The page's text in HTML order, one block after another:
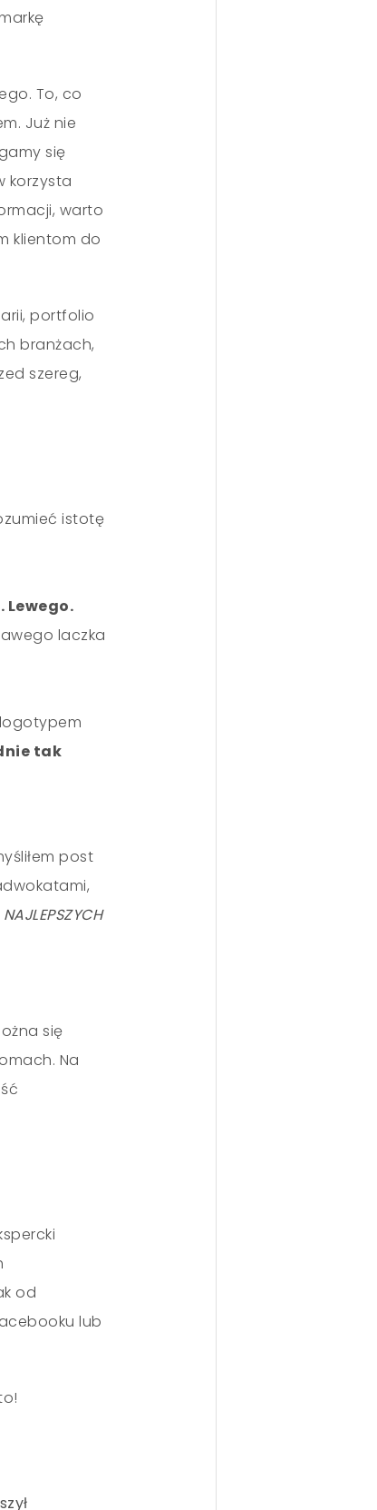
To, co
Już nie
się
korzysta
warto
klientom do
portfolio
branżach,
szereg,
istotę
Lewego.
laczka
tak
post
się
Na
od
lub